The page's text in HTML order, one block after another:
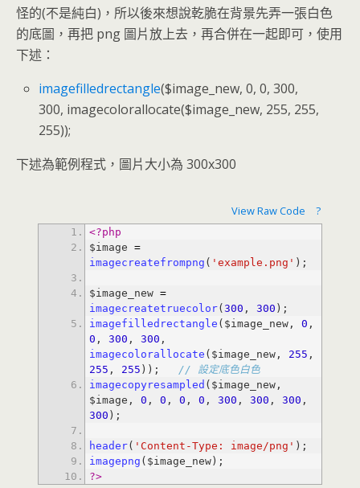
怪的(不是純白)，所以後來想說乾脆在背景先弄一張白色
的底圖，再把 png 圖片放上去，再合併在一起即可，使用
下述：
imagefilledrectangle($image_new, 0, 0, 300,
300, imagecolorallocate($image_new, 255, 255,
255));
下述為範例程式，圖片大小為 300x300
View Raw Code ?
<?php
$image =
imagecreatefrompng ( 'example.png'
$image_new =
imagecreatetruecolor(300 , 300
imagefilledrectangle ($image_new, 0
0 , 300 , 300
imagecolorallocate ($image_new, 255
255 , 255 ));
// 設定底色白色
imagecopyresampled ($image_new,
$image, 0 , 0 , 0 , 0 , 300 , 300 , 300
300
header( 'Content-Type: image/png'
imagepng
?>